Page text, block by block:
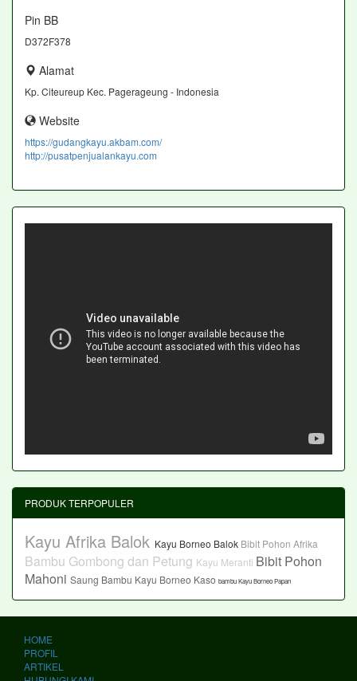
Pin BB
D372F378
Alamat
Kp. Citeureup Kec. Pagerageung - Indonesia
Website
https://gudangkayu.akbam.com/
http://pusatpenjualankayu.com
PRODUK TERPOPULER
Kayu Afrika Balok Kayu Borneo Balok Bibit Pohon Afrika
Bambu Gombong dan Petung Kayu Meranti Bibit Pohon
Mahoni Saung Bambu Kayu Borneo Kaso bambuKayu Borneo Papan
HOME
PROFIL
ARTIKEL